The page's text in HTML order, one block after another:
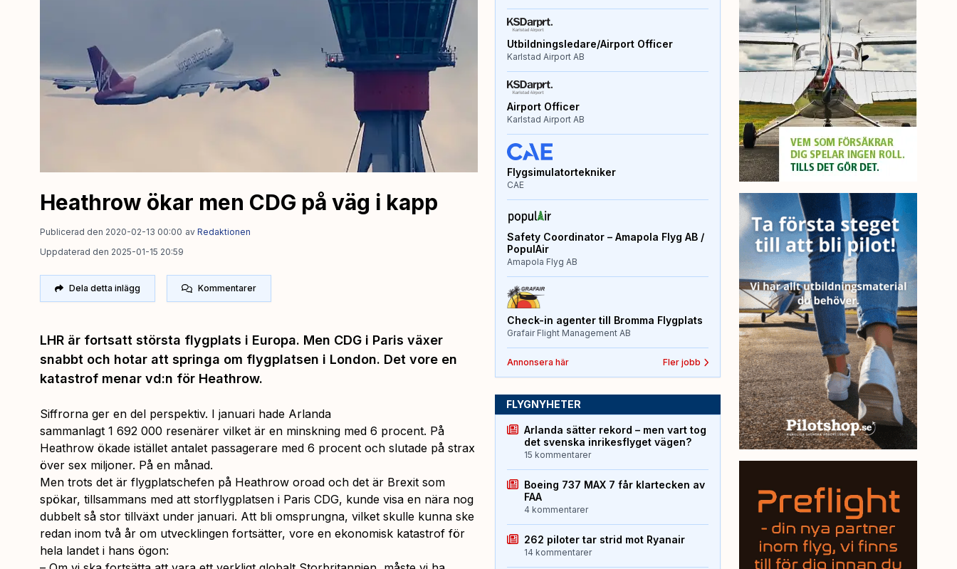
Heathrow ökar men CDG på väg i kapp
Publicerad den 2020-02-13 00:00 av Redaktionen
Uppdaterad den 2025-01-15 20:59
Dela detta inlägg Kommentarer
LHR är fortsatt största flygplats i Europa. Men CDG i Paris växer
snabbt och hotar att springa om flygplatsen i London. Det vore en
katastrof menar vd:n för Heathrow.
Siffrorna ger en del perspektiv. I januari hade Arlanda
sammanlagt 1 692 000 resenärer vilket är en minskning med 6 procent. På
Heathrow ökade istället antalet passagerare med 6 procent och slutade på strax
över sex miljoner. På en månad.
Men trots det är flygplatschefen på Heathrow oroad och det är Brexit som
spökar, tillsammans med att storflygplatsen i Paris CDG, kunde visa en nära nog
dubbelt så stor tillväxt under januari. Att bli omsprungna, vilket skulle kunna ske
redan inom två år om utvecklingen fortsätter, vore en ekonomisk katastrof för
hela landet i hans ögon:
Utbildningsledare/Airport Officer
Karlstad Airport AB
Airport Officer
Karlstad Airport AB
Flygsimulatortekniker
CAE
Safety Coordinator – Amapola Flyg AB /
PopulAir
Amapola Flyg AB
Check-in agenter till Bromma Flygplats
Grafair Flight Management AB
Annonsera här Fler jobb
FLYGNYHETER
Arlanda sätter rekord – men vart tog
det svenska inrikesflyget vägen?
15 kommentarer
Boeing 737 MAX 7 får klartecken av
FAA
4 kommentarer
262 piloter tar strid mot Ryanair
14 kommentarer